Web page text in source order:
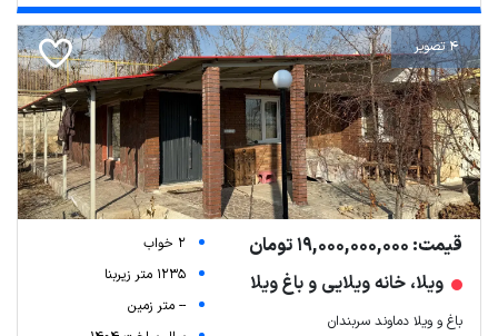
4 تصویر
قیمت: 19,000,000,000 تومان
ویلا، خانه ویلایی و باغ ویلا
باغ و ویلا دماوند سربندان
2 خواب
1235 متر زیربنا
-- متر زمین